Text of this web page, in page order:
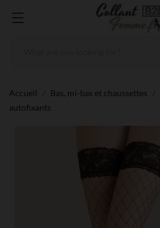
Accueil Bas, mi-bas et chaussettes
autofixants